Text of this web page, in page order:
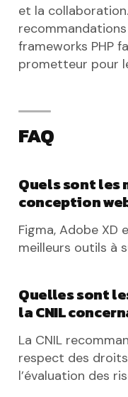
et la
recommandations
frameworks PHP
prometteur pour
FAQ
Quels sont
conception
Figma, Adobe XD
meilleurs outils à
Quelles sont
la CNIL
La CNIL
respect des
l’évaluation des